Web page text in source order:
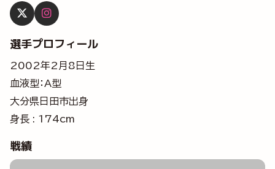
選手プロフィール
2002年2月8日生
血液型：A型
大分県日田市出身
身長 : 174cm
戦績